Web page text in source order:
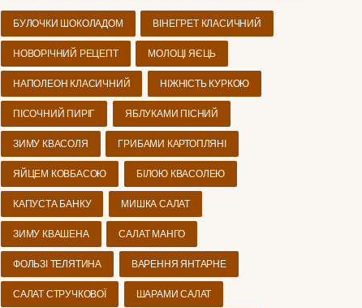
БУЛОЧКИ ШОКОЛАДОМ ВІНЕГРЕТ КЛАСИЧНИЙ
НОВОРІЧНИЙ РЕЦЕПТ МОЛОЦІ ЯЄЦЬ
НАПОЛЕОН КЛАСИЧНИЙ НІЖНІСТЬ КУРКОЮ
ПІСОЧНИЙ ПИРІГ ЯБЛУКАМИ ПІСНИЙ
ЗИМУ КВАСОЛЯ ГРИБАМИ КАРТОПЛЯНІ
ЯЙЦЕМ КОВБАСОЮ БІЛОЮ КВАСОЛЕЮ
КАПУСТА БАНКУ МИШКА САЛАТ
ЗИМУ КВАШЕНА САЛАТ МАНГО
ФОЛЬЗІ ТЕЛЯТИНА ВАРЕННЯ ЯНТАРНЕ
САЛАТ СТРУЧКОВОЇ ШАРАМИ САЛАТ